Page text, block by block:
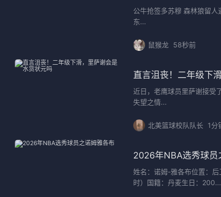
公牛抢签多苏穆 森林狼留
东...
鼠猴龙 58秒前
直言沮丧！二年级下
近日，老鹰球员里萨谢接受
失望之情...
北美篮球校队队长 1分
2026年NBA选秀球员
姓名：诺姆-雅各布位置：
时）国籍：丹麦生日：200...